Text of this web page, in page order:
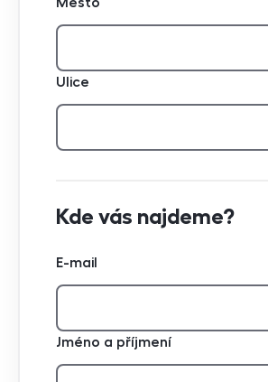
Ulice
Kde vás najdeme?
E-mail
Jméno a příjmení